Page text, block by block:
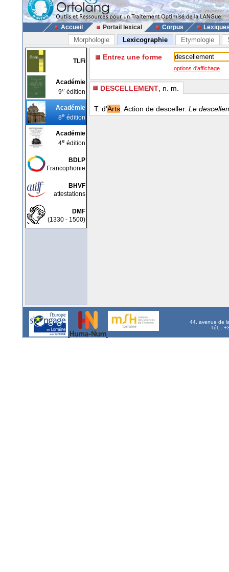
Accueil Portail lexical Corpus
Morphologie Lexicographie Etymologie
TLFi
Académie
9e édition
Académie
8e édition
Académie
4e édition
BDLP
Francophonie
BHVF
attestations
DMF
(1330 - 1500)
Entrez une forme
options d'affichage
DESCELLEMENT , n. m.
T. d'Arts. Action de desceller. Le
44, avenue de
Tél. :